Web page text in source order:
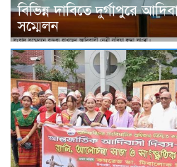
বিভিন্ন দাবিতে দুর্গাপুরে
সম্মেলন